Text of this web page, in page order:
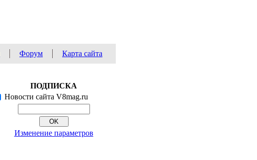
Форум Карта сайта
ПОДПИСКА
Новости сайта V8mag.ru
Изменение параметров